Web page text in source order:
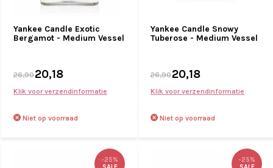
Yankee Candle Exotic
Bergamot - Medium Vessel
26,9020,18
Klik voor verzendinformatie
Niet op voorraad
Yankee Candle Snowy
Tuberose - Medium Vessel
26,9020,18
Klik voor verzendinformatie
Niet op voorraad
-25%
-25%